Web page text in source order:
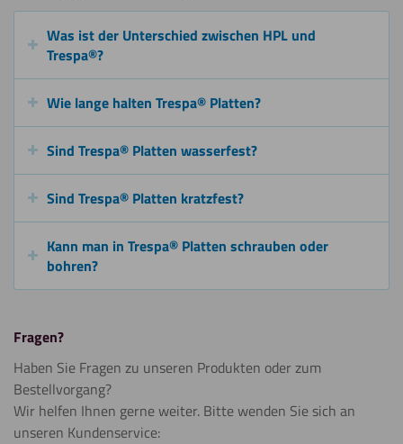
Schweißen
Umdrehen
Was ist der Unterschied zwischen HPL und
Trespa®?
Wie lange halten Trespa® Platten?
Sind Trespa® Platten wasserfest?
Sind Trespa® Platten kratzfest?
Kann man in Trespa® Platten schrauben oder
bohren?
Fragen?
Haben Sie Fragen zu unseren Produkten oder zum
Bestellvorgang?
Wir helfen Ihnen gerne weiter. Bitte wenden Sie sich an
unseren Kundenservice: